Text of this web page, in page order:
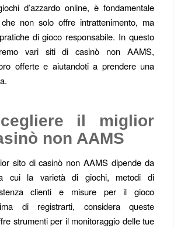
d’azzardo online, è fondamentale
non solo offre intrattenimento, ma
di gioco responsabile. In questo
vari siti di casinò non AAMS,
offerte e aiutandoti a prendere una
il miglior
non AAMS
sito di casinò non AAMS dipende da
cui la varietà di giochi, metodi di
clienti e misure per il gioco
di registrarti, considera queste
strumenti per il monitoraggio delle tue